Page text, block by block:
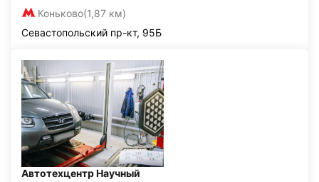
Коньково(1,87 км)
Севастопольский пр-кт, 95Б
Автотехцентр Научный